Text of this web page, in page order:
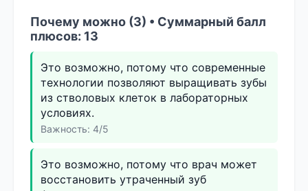
Почему можно (3) • Суммарный балл
плюсов: 13
Это возможно, потому что современные
технологии позволяют выращивать зубы
из стволовых клеток в лабораторных
условиях.
Важность: 4/5
Это возможно, потому что врач может
восстановить утраченный зуб